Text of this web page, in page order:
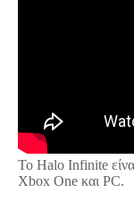
Το Halo Infinite
Xbox One και PC.